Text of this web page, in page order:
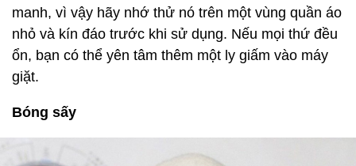
manh, vì vậy hãy nhớ thử nó trên một vùng quần áo
nhỏ và kín đáo trước khi sử dụng. Nếu mọi thứ đều
ổn, bạn có thể yên tâm thêm một ly giấm vào máy
giặt.
Bóng sấy